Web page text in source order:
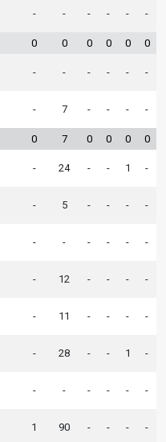
- - - - - -
0 0 0 0 0 0
- - - - - -
- 7 - - - -
0 7 0 0 0 0
- 24 - - 1 -
- 5 - - - -
- - - - - -
- 12 - - - -
- 11 - - - -
- 28 - - 1 -
- - - - - -
1 90 - - - -